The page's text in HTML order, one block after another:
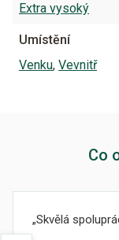
Extra vysoký
Umístění
Venku, Vevnitř
Co
Skvělá